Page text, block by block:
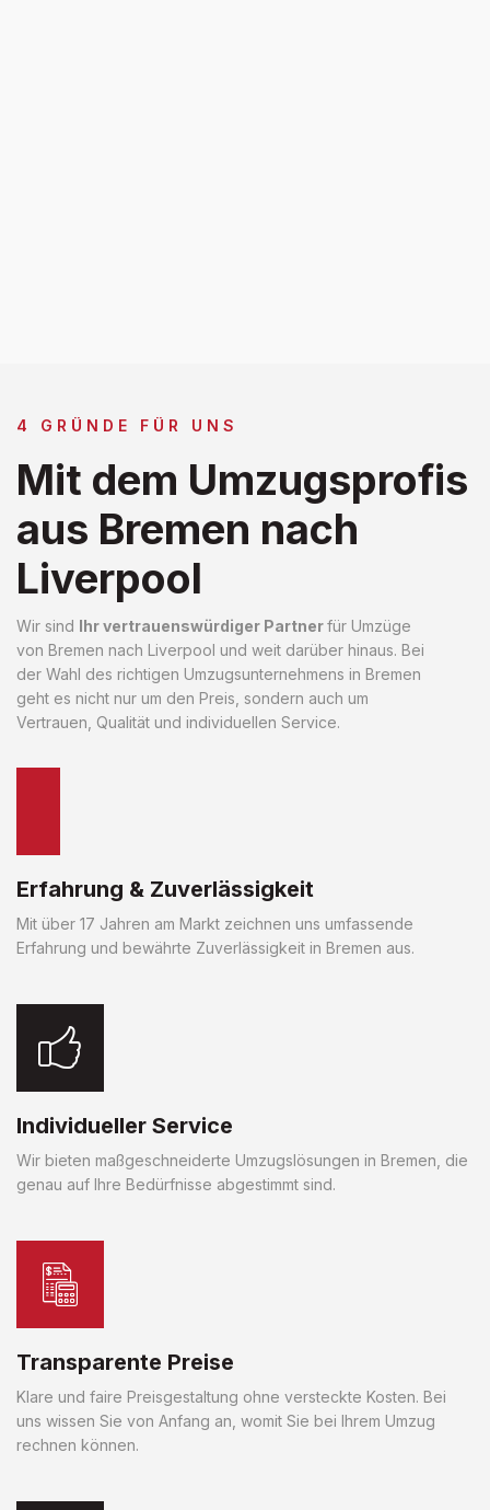
4 GRÜNDE FÜR UNS
Mit dem Umzugsprofis
aus Bremen nach
Liverpool
Wir sind Ihr vertrauenswürdiger Partnerfür Umzüge
von Bremen nach Liverpool und weit darüber hinaus. Bei
der Wahl des richtigen Umzugsunternehmens in Bremen
geht es nicht nur um den Preis, sondern auch um
Vertrauen, Qualität und individuellen Service.
Erfahrung & Zuverlässigkeit
Mit über 17 Jahren am Markt zeichnen uns umfassende
Erfahrung und bewährte Zuverlässigkeit in Bremen aus.
Individueller Service
Wir bieten maßgeschneiderte Umzugslösungen in Bremen, die
genau auf Ihre Bedürfnisse abgestimmt sind.
Transparente Preise
Klare und faire Preisgestaltung ohne versteckte Kosten. Bei
uns wissen Sie von Anfang an, womit Sie bei Ihrem Umzug
rechnen können.